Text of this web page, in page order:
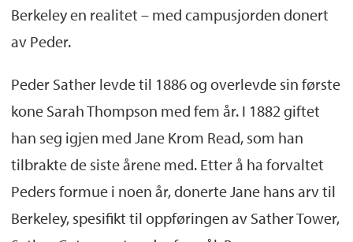
Berkeley en realitet – med campusjorden donert
av Peder.
Peder Sather levde til 1886 og overlevde sin første
kone Sarah Thompson med fem år. I 1882 giftet
han seg igjen med Jane Krom Read, som han
tilbrakte de siste årene med. Etter å ha forvaltet
Peders formue i noen år, donerte Jane hans arv til
Berkeley, spesifikt til oppføringen av Sather Tower,